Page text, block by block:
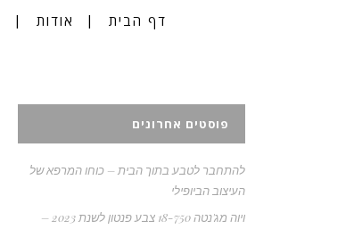
דף הבית אודות
פוסטים אחרונים
להתחבר לטבע בתוך הבית – כוחו המרפא של
העיצוב הביופילי
ויוה מג'נטה 18-750 צבע פנטון לשנת 2023 –